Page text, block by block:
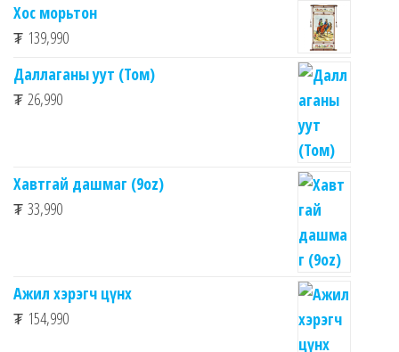
Хос морьтон
₮ 139,990
Даллаганы уут (Том)
₮ 26,990
Хавтгай дашмаг (9oz)
₮ 33,990
Ажил хэрэгч цүнх
₮ 154,990